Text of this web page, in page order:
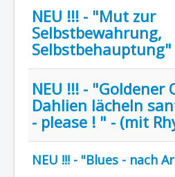
NEU !!! - "Mut zur
Selbstbewahrung,
Selbstbehauptung"
NEU !!! - "Goldener
Dahlien lächeln
- please ! " - (mit
NEU !!! - "Blues - nach